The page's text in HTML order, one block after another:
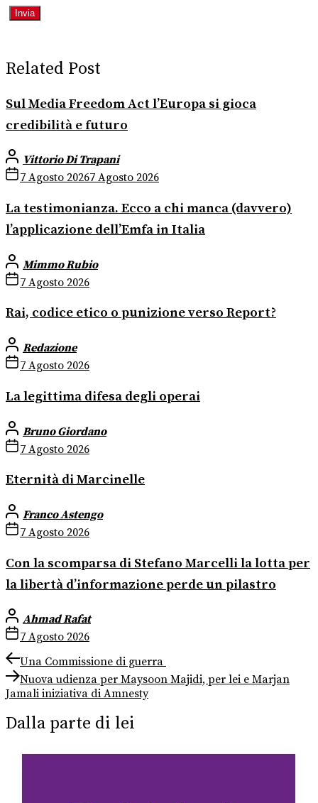
Related Post
Sul Media Freedom Act l’Europa si gioca
credibilità e futuro
Vittorio Di Trapani
7 Agosto 20267 Agosto 2026
La testimonianza. Ecco a chi manca (davvero)
l’applicazione dell’Emfa in Italia
Mimmo Rubio
7 Agosto 2026
Rai, codice etico o punizione verso Report?
Redazione
7 Agosto 2026
La legittima difesa degli operai
Bruno Giordano
7 Agosto 2026
Eternità di Marcinelle
Franco Astengo
7 Agosto 2026
Con la scomparsa di Stefano Marcelli la lotta per
la libertà d’informazione perde un pilastro
Ahmad Rafat
7 Agosto 2026
Navigazione
articoli
Previous
post:
Una Commissione di guerra
Next
post:
Nuova udienza per Maysoon Majidi, per lei e Marjan
Jamali iniziativa di Amnesty
Dalla parte di lei